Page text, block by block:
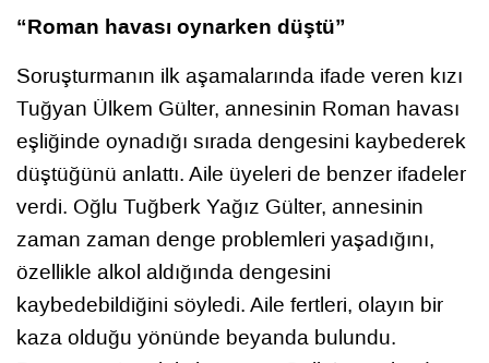
“Roman havası oynarken düştü”
Soruşturmanın ilk aşamalarında ifade veren kızı
Tuğyan Ülkem Gülter, annesinin Roman havası
eşliğinde oynadığı sırada dengesini kaybederek
düştüğünü anlattı. Aile üyeleri de benzer ifadeler
verdi. Oğlu Tuğberk Yağız Gülter, annesinin
zaman zaman denge problemleri yaşadığını,
özellikle alkol aldığında dengesini
kaybedebildiğini söyledi. Aile fertleri, olayın bir
kaza olduğu yönünde beyanda bulundu.